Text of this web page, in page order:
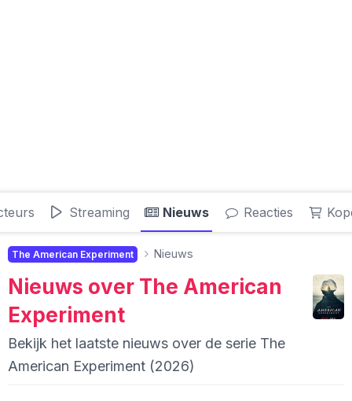
Streaming Nieuws Reacties
The American Experiment Nieuws
Nieuws over The American
Experiment
Bekijk het laatste nieuws over de serie The
American Experiment (2026)